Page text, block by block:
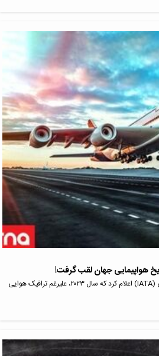
انجمن بین‌المللی حمل و نقل هوایی (IATA) اعلام کرد که سال ۲۰۲۳، علیرغم ترافیک هوایی